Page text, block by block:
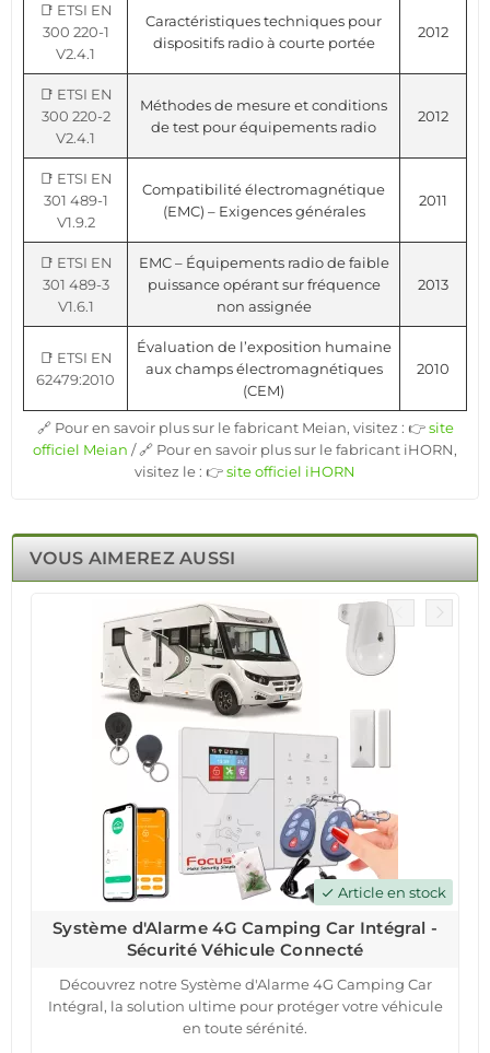
📑 ETSI EN
300 220-1
V2.4.1
Caractéristiques techniques pour
dispositifs radio à courte portée
2012
📑 ETSI EN
300 220-2
V2.4.1
Méthodes de mesure et conditions
de test pour équipements radio
2012
📑 ETSI EN
301 489-1
V1.9.2
Compatibilité électromagnétique
(EMC) – Exigences générales
2011
📑 ETSI EN
301 489-3
V1.6.1
EMC – Équipements radio de faible
puissance opérant sur fréquence
non assignée
2013
📑 ETSI EN
62479:2010
Évaluation de l’exposition humaine
aux champs électromagnétiques
(CEM)
2010
🔗 Pour en savoir plus sur le fabricant Meian, visitez : 👉site
officiel Meian / 🔗 Pour en savoir plus sur le fabricant iHORN,
visitez le : 👉site officiel iHORN
VOUS AIMEREZ AUSSI
check Article en stock
Système d'Alarme 4G Camping Car Intégral -
Sécurité Véhicule Connecté
Découvrez notre Système d'Alarme 4G Camping Car
Intégral, la solution ultime pour protéger votre véhicule
en toute sérénité.